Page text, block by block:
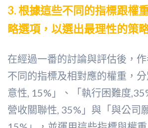
3. 根據這些不同的指標跟權
略選項，以選出最理性的策
在經過一番的討論與評估後，
不同的指標及相對應的權重，
意性, 15%」、「執行困難度
營收關聯性, 35%」與「與公司